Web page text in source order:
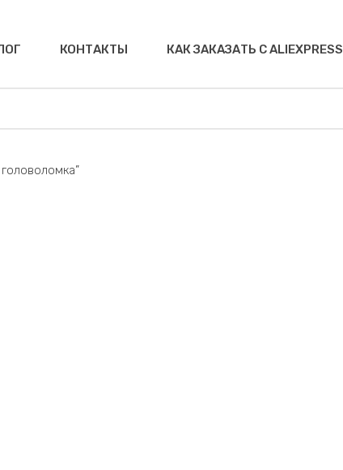
КОНТАКТЫ КАК ЗАКАЗАТЬ С ALIEXPRESS